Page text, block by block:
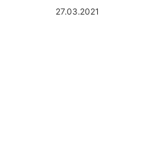
27.03.2021